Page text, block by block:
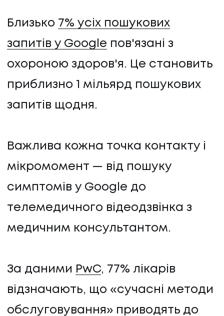
Близько 7% усіх пошукових
запитів у Google пов'язані з
охороною здоров'я. Це становить
приблизно 1 мільярд пошукових
запитів щодня.
Важлива кожна точка контакту і
мікромомент — від пошуку
симптомів у Google до
телемедичного відеодзвінка з
медичним консультантом.
За даними PwC, 77% лікарів
відзначають, що «сучасні методи
обслуговування» приводять до